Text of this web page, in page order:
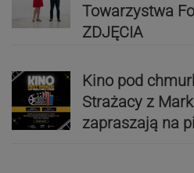
Towarzystwa
ZDJĘCIA
Kino pod
Strażacy z
zapraszają na